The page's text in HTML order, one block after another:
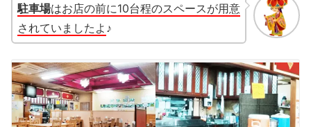
駐車場はお店の前に10台程のスペースが用意
されていましたよ ♪